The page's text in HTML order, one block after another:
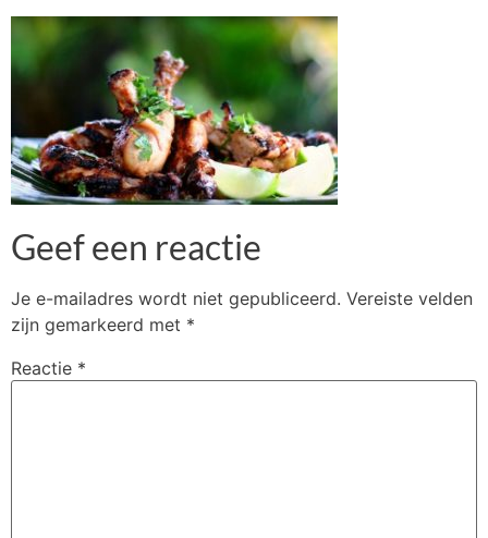
Geef een reactie
Je e-mailadres wordt niet gepubliceerd. Vereiste velden
zijn gemarkeerd met *
Reactie *